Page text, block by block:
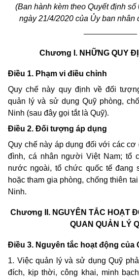
(Ban hành kèm theo Quyết định
ngày 21/4/2020 của Ủy ban nhân
Chương I. NHỮNG QUY
Điều 1. Phạm vi điều chỉnh
Quy chế này quy định về đối
quản lý và sử dụng Quỹ phòng,
Ninh (sau đây gọi tắt là Quỹ).
Điều 2. Đối tượng áp dụng
Quy chế này áp dụng đối với các cơ
đình, cá nhân người Việt Nam; tổ
nước ngoài, tổ chức quốc tế đang
hoặc tham gia phòng, chống thiên
Ninh.
Chương II. NGUYÊN TẮC HOẠT
QUAN QUẢN LÝ
Điều 3. Nguyên tắc hoạt động của
1. Việc quản lý và sử dụng Quỹ
đích, kịp thời, công khai, minh